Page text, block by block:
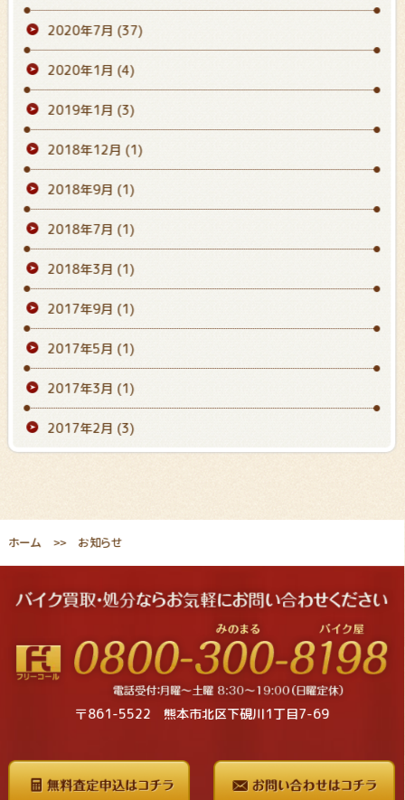
2020年7月 (37)
2020年1月 (4)
2019年1月 (3)
2018年12月 (1)
2018年9月 (1)
2018年7月 (1)
2018年3月 (1)
2017年9月 (1)
2017年5月 (1)
2017年3月 (1)
2017年2月 (3)
ホーム お知らせ
〒861-5522 熊本市北区下硯川1丁目7-69